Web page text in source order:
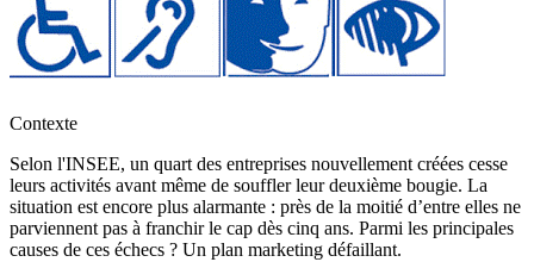
Contexte
Selon l'INSEE, un quart des entreprises nouvellement créées cesse
leurs activités avant même de souffler leur deuxième bougie. La
situation est encore plus alarmante : près de la moitié d’entre elles ne
parviennent pas à franchir le cap dès cinq ans. Parmi les principales
causes de ces échecs ? Un plan marketing défaillant.